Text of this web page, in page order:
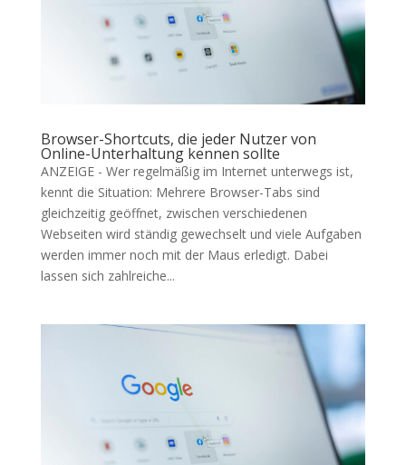
Browser-Shortcuts, die jeder Nutzer von
Online-Unterhaltung kennen sollte
ANZEIGE - Wer regelmäßig im Internet unterwegs ist,
kennt die Situation: Mehrere Browser-Tabs sind
gleichzeitig geöffnet, zwischen verschiedenen
Webseiten wird ständig gewechselt und viele Aufgaben
werden immer noch mit der Maus erledigt. Dabei
lassen sich zahlreiche...